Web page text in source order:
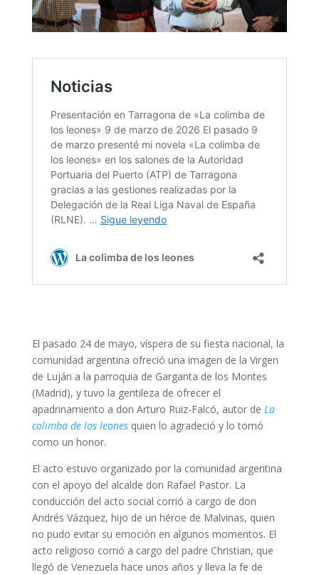
El pasado 24 de mayo, víspera de su fiesta nacional, la
comunidad argentina ofreció una imagen de la Virgen
de Luján a la parroquia de Garganta de los Montes
(Madrid), y tuvo la gentileza de ofrecer el
apadrinamiento a don Arturo Ruiz-Falcó, autor de La
colimba de los leonesquien lo agradeció y lo tomó
como un honor.
El acto estuvo organizado por la comunidad argentina
con el apoyo del alcalde don Rafael Pastor. La
conducción del acto social corrió a cargo de don
Andrés Vázquez, hijo de un héroe de Malvinas, quien
no pudo evitar su emoción en algunos momentos. El
acto religioso corrió a cargo del padre Christian, que
llegó de Venezuela hace unos años y lleva la fe de